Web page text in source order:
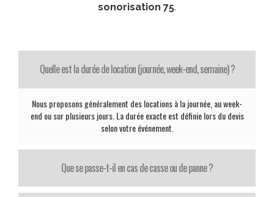
sonorisation 75.
Quelle est la durée de location (journée, week-end, semaine) ?
Nous proposons généralement des locations à la journée, au week-
end ou sur plusieurs jours. La durée exacte est définie lors du devis
selon votre événement.
Que se passe-t-il en cas de casse ou de panne ?